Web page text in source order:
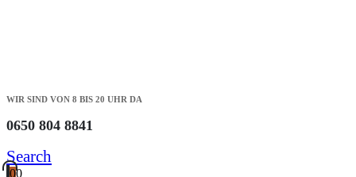
WIR SIND VON 8 BIS 20 UHR DA
0650 804 8841
Search
00